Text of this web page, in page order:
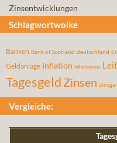
Zinsentwicklungen
Schlagwortwolke
Banken Bank of Scotland deutschland
Geldanlage Inflation inflationsrate
Tagesgeld Zinsen
Vergleiche: